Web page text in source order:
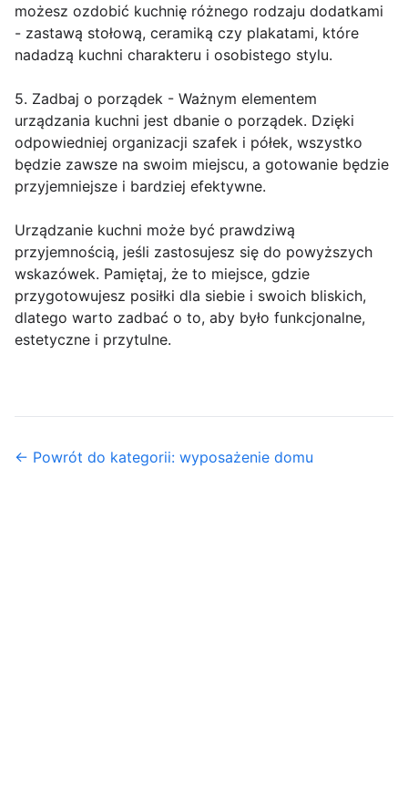
możesz ozdobić kuchnię różnego rodzaju dodatkami
- zastawą stołową, ceramiką czy plakatami, które
nadadzą kuchni charakteru i osobistego stylu.
5. Zadbaj o porządek - Ważnym elementem
urządzania kuchni jest dbanie o porządek. Dzięki
odpowiedniej organizacji szafek i półek, wszystko
będzie zawsze na swoim miejscu, a gotowanie będzie
przyjemniejsze i bardziej efektywne.
Urządzanie kuchni może być prawdziwą
przyjemnością, jeśli zastosujesz się do powyższych
wskazówek. Pamiętaj, że to miejsce, gdzie
przygotowujesz posiłki dla siebie i swoich bliskich,
dlatego warto zadbać o to, aby było funkcjonalne,
estetyczne i przytulne.
← Powrót do kategorii: wyposażenie domu